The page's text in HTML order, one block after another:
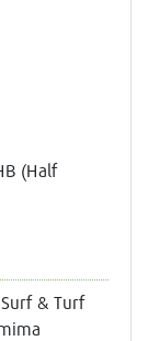
(Half
& Turf